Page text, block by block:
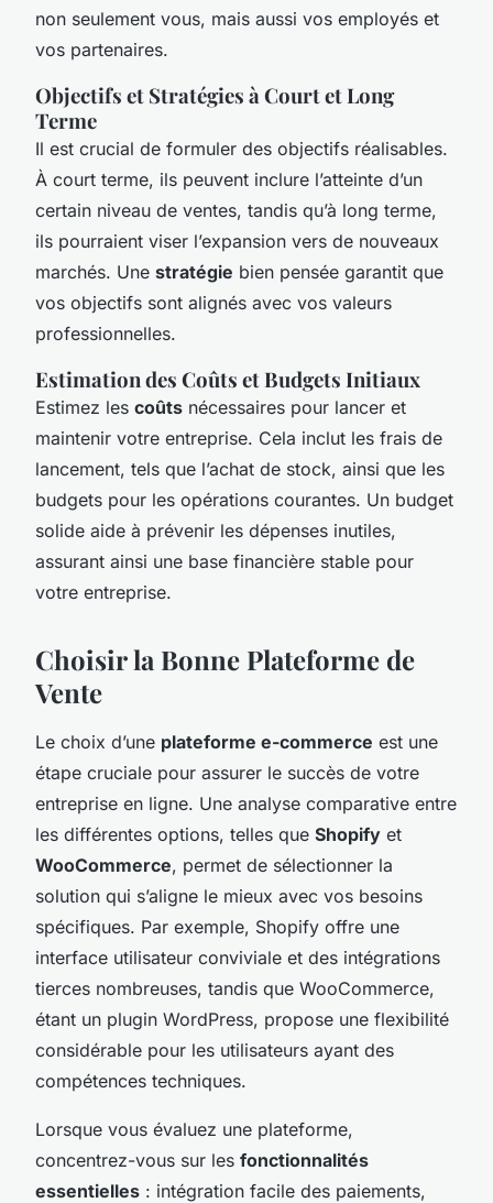
non seulement vous, mais aussi vos employés et
vos partenaires.
Objectifs et Stratégies à Court et Long
Terme
Il est crucial de formuler des objectifs réalisables.
À court terme, ils peuvent inclure l’atteinte d’un
certain niveau de ventes, tandis qu’à long terme,
ils pourraient viser l’expansion vers de nouveaux
marchés. Une stratégie bien pensée garantit que
vos objectifs sont alignés avec vos valeurs
professionnelles.
Estimation des Coûts et Budgets Initiaux
Estimez les coûts nécessaires pour lancer et
maintenir votre entreprise. Cela inclut les frais de
lancement, tels que l’achat de stock, ainsi que les
budgets pour les opérations courantes. Un budget
solide aide à prévenir les dépenses inutiles,
assurant ainsi une base financière stable pour
votre entreprise.
Choisir la Bonne Plateforme de
Vente
Le choix d’une plateforme e-commerce est une
étape cruciale pour assurer le succès de votre
entreprise en ligne. Une analyse comparative entre
les différentes options, telles que Shopify et
WooCommerce, permet de sélectionner la
solution qui s’aligne le mieux avec vos besoins
spécifiques. Par exemple, Shopify offre une
interface utilisateur conviviale et des intégrations
tierces nombreuses, tandis que WooCommerce,
étant un plugin WordPress, propose une flexibilité
considérable pour les utilisateurs ayant des
compétences techniques.
Lorsque vous évaluez une plateforme,
concentrez-vous sur les fonctionnalités
essentielles : intégration facile des paiements,